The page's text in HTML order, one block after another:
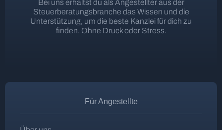
Bei uns erhältst du als Angestellter aus der
Steuerberatungsbranche das Wissen und die
Unterstützung, um die beste Kanzlei für dich zu
finden. Ohne Druck oder Stress.
Für Angestellte